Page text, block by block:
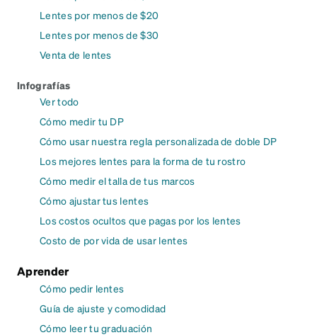
Lentes por menos de $20
Lentes por menos de $30
Venta de lentes
Infografías
Ver todo
Cómo medir tu DP
Cómo usar nuestra regla personalizada de doble DP
Los mejores lentes para la forma de tu rostro
Cómo medir el talla de tus marcos
Cómo ajustar tus lentes
Los costos ocultos que pagas por los lentes
Costo de por vida de usar lentes
Aprender
Cómo pedir lentes
Guía de ajuste y comodidad
Cómo leer tu graduación